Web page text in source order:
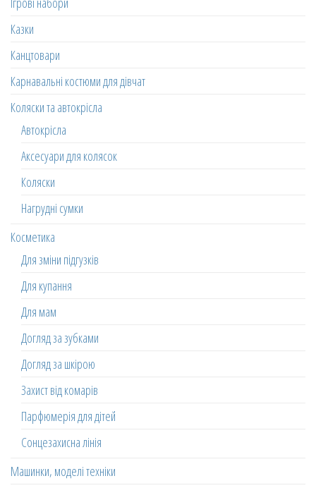
Казки
Канцтовари
Карнавальні костюми для дівчат
Коляски та автокрісла
Автокрісла
Аксесуари для колясок
Коляски
Нагрудні сумки
Косметика
Для зміни підгузків
Для купання
Для мам
Догляд за зубками
Догляд за шкірою
Захист від комарів
Парфюмерія для дітей
Сонцезахисна лінія
Машинки, моделі техніки